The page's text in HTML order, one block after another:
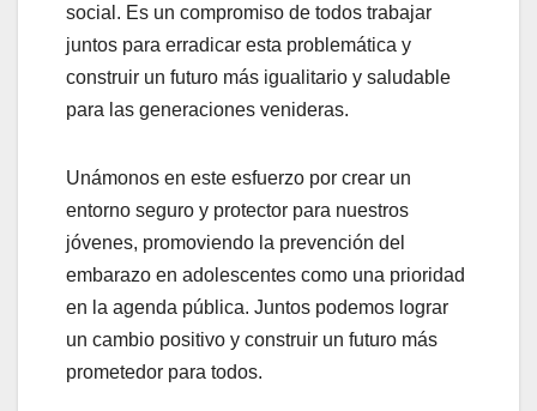
social. Es un compromiso de todos trabajar
juntos para erradicar esta problemática y
construir un futuro más igualitario y saludable
para las generaciones venideras.
Unámonos en este esfuerzo por crear un
entorno seguro y protector para nuestros
jóvenes, promoviendo la prevención del
embarazo en adolescentes como una prioridad
en la agenda pública. Juntos podemos lograr
un cambio positivo y construir un futuro más
prometedor para todos.